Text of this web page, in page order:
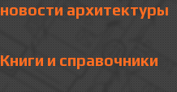
новости архитектуры
Книги и справочники